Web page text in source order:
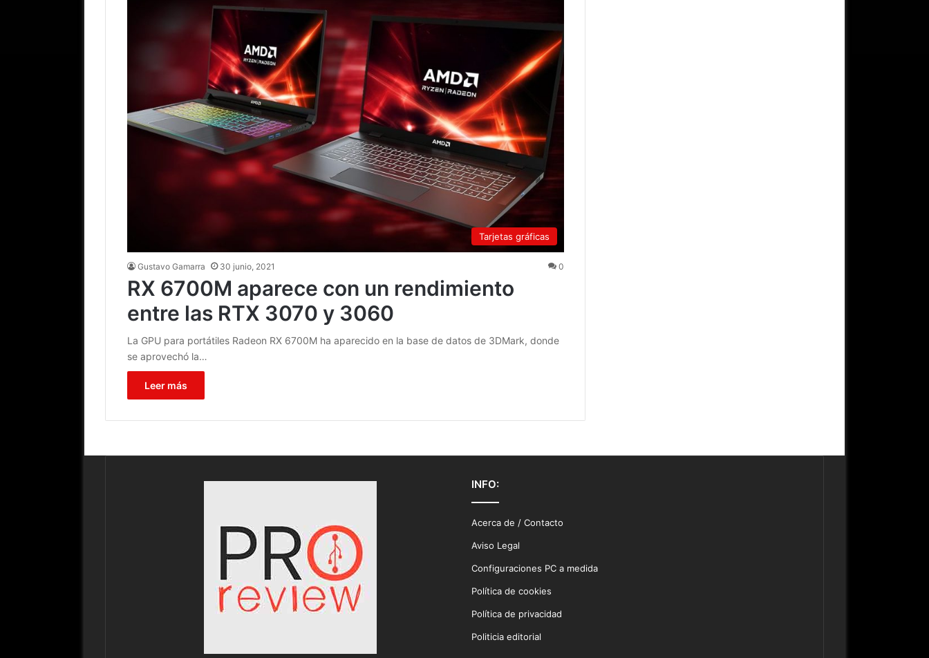
Tarjetas gráficas
Gustavo Gamarra 30 junio, 2021 0
RX 6700M aparece con un rendimiento
entre las RTX 3070 y 3060
La GPU para portátiles Radeon RX 6700M ha aparecido en la base de datos de 3DMark, donde
se aprovechó la…
Leer más
INFO:
Acerca de / Contacto
Aviso Legal
Configuraciones PC a medida
Política de cookies
Política de privacidad
Politicia editorial